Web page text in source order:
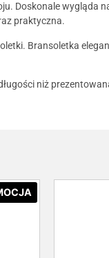
Doskonale wygląda
praktyczna.
Bransoletka
niż